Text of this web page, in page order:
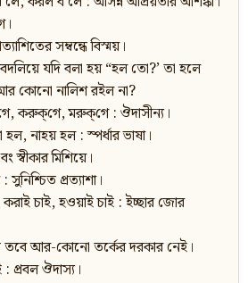
সম্বন্ধে বিস্ময়।
যদি বলা হয় “হল তো?’ তা হলে
কোনো নালিশ রইল না?
করুক্‌গে, মরুক্‌গে : ঔদাসীন্য।
নাহয় হল : স্পর্ধার ভাষা।
স্বীকার মিশিয়ে।
প্রত্যাশা।
চাই, হওয়াই চাই : ইচ্ছার জোর
তবে আর-কোনো তর্কের দরকার নেই।
প্রবল ঔদাস্য।